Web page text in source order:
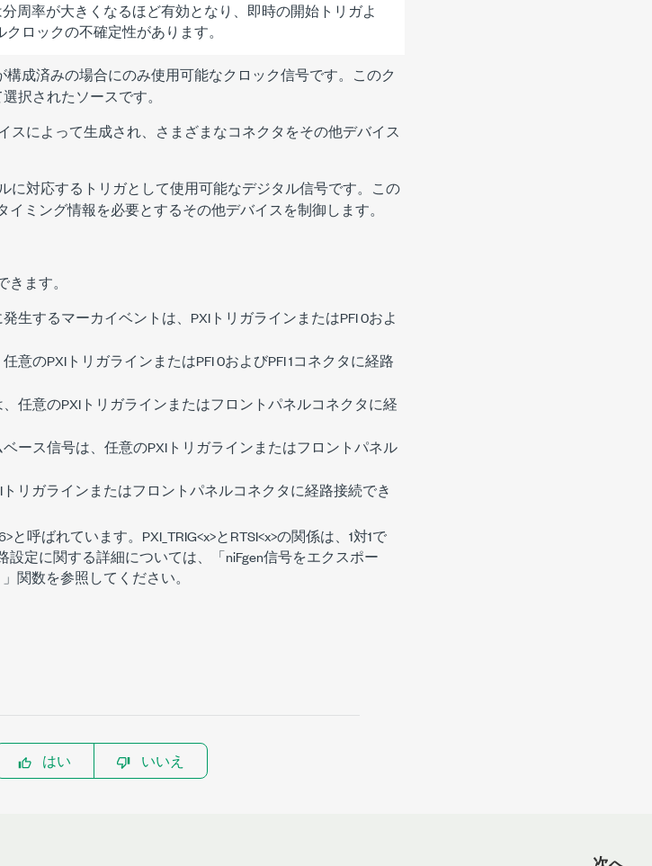
周率が大きくなるほど有効となり、即時の開始トリガよ
ロックの不確定性があります。
成済みの場合にのみ使用可能なクロック信号です。このク
択されたソースです。
によって生成され、さまざまなコネクタをその他デバイス
対応するトリガとして使用可能なデジタル信号です。この
ミング情報を必要とするその他デバイスを制御します。
ます。
生するマーカイベントは、PXIトリガラインまたはPFI 0およ
意のPXIトリガラインまたはPFI 0およびPFI 1コネクタに経路
任意のPXIトリガラインまたはフロントパネルコネクタに経
ース信号は、任意のPXIトリガラインまたはフロントパネル
リガラインまたはフロントパネルコネクタに経路接続でき
と呼ばれています。PXI_TRIG<x>とRTSI<x>の関係は、1対1で
定に関する詳細については、「niFgen信号をエクスポー
」関数を参照してください。
はい いいえ